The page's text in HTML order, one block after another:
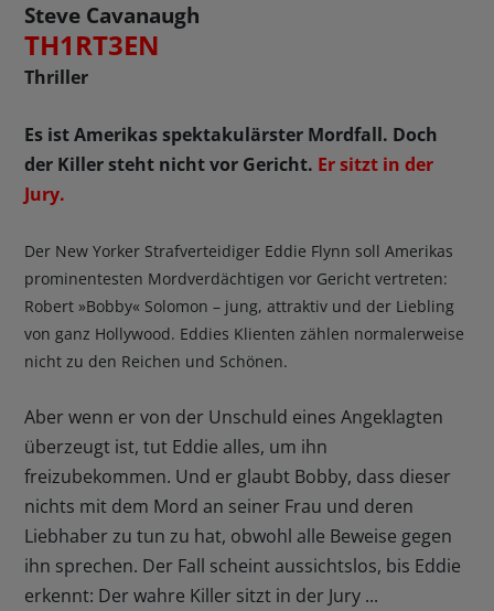
Steve Cavanaugh
TH1RT3EN
Thriller
Es ist Amerikas spektakulärster Mordfall. Doch
der Killer steht nicht vor Gericht. Er sitzt in der
Jury.
Der New Yorker Strafverteidiger Eddie Flynn soll Amerikas
prominentesten Mordverdächtigen vor Gericht vertreten:
Robert »Bobby« Solomon – jung, attraktiv und der Liebling
von ganz Hollywood. Eddies Klienten zählen normalerweise
nicht zu den Reichen und Schönen.
Aber wenn er von der Unschuld eines Angeklagten
überzeugt ist, tut Eddie alles, um ihn
freizubekommen. Und er glaubt Bobby, dass dieser
nichts mit dem Mord an seiner Frau und deren
Liebhaber zu tun zu hat, obwohl alle Beweise gegen
ihn sprechen. Der Fall scheint aussichtslos, bis Eddie
erkennt: Der wahre Killer sitzt in der Jury ...